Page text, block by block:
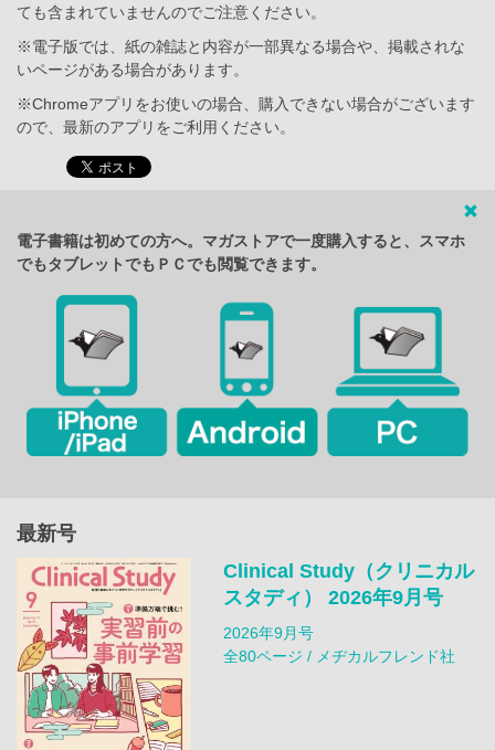
ても含まれていませんのでご注意ください。
※電子版では、紙の雑誌と内容が一部異なる場合や、掲載されな
いページがある場合があります。
※Chromeアプリをお使いの場合、購入できない場合がございます
ので、最新のアプリをご利用ください。
電子書籍は初めての方へ。マガストアで一度購入すると、スマホ
でもタブレットでもＰＣでも閲覧できます。
最新号
Clinical Study（クリニカル
スタディ） 2026年9月号
2026年9月号
全80ページ / メヂカルフレンド社